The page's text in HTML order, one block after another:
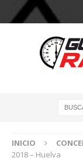
INICIO
2018 – Huelva